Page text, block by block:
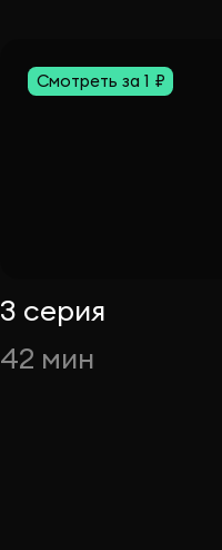
Смотреть за 1 ₽
3 серия
42 мин